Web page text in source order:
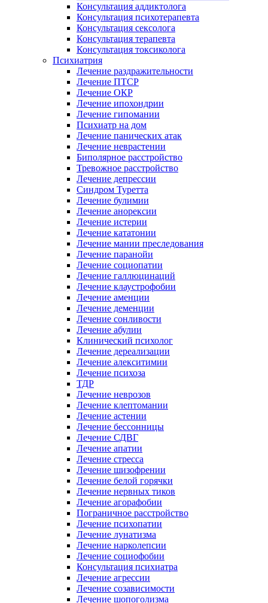
Консультация аддиктолога
Консультация психотерапевта
Консультация сексолога
Консультация терапевта
Консультация токсиколога
Психиатрия
Лечение раздражительности
Лечение ПТСР
Лечение ОКР
Лечение ипохондрии
Лечение гипомании
Психиатр на дом
Лечение панических атак
Лечение неврастении
Биполярное расстройство
Тревожное расстройство
Лечение депрессии
Синдром Туретта
Лечение булимии
Лечение анорексии
Лечение истерии
Лечение кататонии
Лечение мании преследования
Лечение паранойи
Лечение социопатии
Лечение галлюцинаций
Лечение клаустрофобии
Лечение аменции
Лечение деменции
Лечение сонливости
Лечение абулии
Клинический психолог
Лечение дереализации
Лечение алекситимии
Лечение психоза
ТДР
Лечение неврозов
Лечение клептомании
Лечение астении
Лечение бессонницы
Лечение СДВГ
Лечение апатии
Лечение стресса
Лечение шизофрении
Лечение белой горячки
Лечение нервных тиков
Лечение агорафобии
Пограничное расстройство
Лечение психопатии
Лечение лунатизма
Лечение нарколепсии
Лечение социофобии
Консультация психиатра
Лечение агрессии
Лечение созависимости
Лечение шопоголизма